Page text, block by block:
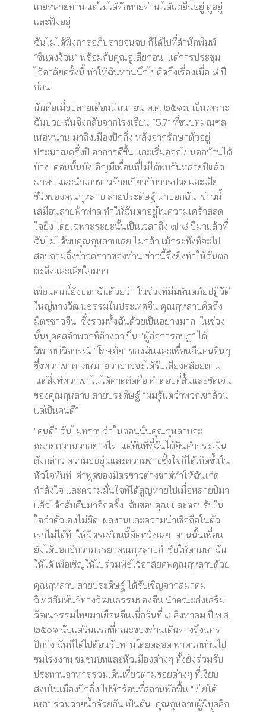
เคยหลายท่าน แต่ไม่ได้ทักทายท่าน ได้แต่ยืนอยู่ ดูอยู่
และฟังอยู่
ฉันไม่ได้ฟังการอภิปรายจนจบ ก็ได้ไปที่สำนักพิมพ์
“ซินตงง้วน” พร้อมกับคุณอู๋เสียก่อน แต่การประชุม
ไว้อาลัยครั้งนี้ ทำให้ฉันหวนนึกไปคิดถึงเรื่องเมื่อ ๘ ปี
ก่อน
นั่นคือเมื่อปลายเดือนมิถุนายน พ.ศ. ๒๕๑๗ เป็นเพราะ
ฉันป่วย ฉันจึงกลับจากโรงเรียน “5.7” ที่ชนบทมณฑล
เหอหนาน มาถึงเมืองปักกิ่ง หลังจากรักษาตัวอยู่
ประมาณครึ่งปี อาการดีขึ้น และเริ่มออกไปนอกบ้านได้
บ้าง ตอนนั้นบังเอิญมีเพื่อนที่ไม่ได้พบกันหลายปีแล้ว
มาพบ และนำเอาข่าวร้ายเกี่ยวกับการป่วยและเสีย
ชีวิตของคุณกุหลาบ สายประดิษฐ์ มาบอกฉัน ข่าวนี้
เสมือนสายฟ้าฟาด ทำให้ฉันตกอยู่ในความเศร้าสลด
ใจยิ่ง โดยเฉพาะระยะนั้นเป็นเวลาถึง ๗-๘ ปีมาแล้วที่
ฉันไม่ได้พบคุณกุหลาบเลย ไม่กล้าแม้กระทั่งที่จะไป
สอบถามถึงข่าวคราวของท่าน ข่าวนี้จึงยิ่งทำให้ฉันตก
ตะลึงและเสียใจมาก
เพื่อนคนนี้ยังบอกฉันด้วยว่า ในช่วงที่มีมหันตภัยปฏิวัติ
ใหญ่ทางวัฒนธรรมในประเทศจีน คุณกุหลาบคิดถึง
มิตรชาวจีน ซึ่งรวมทั้งฉันด้วยเป็นอย่างมาก ในช่วง
นั้นบุคคลจำพวกที่อ้างว่าเป็น “ผู้ก่อการกบฏ” ได้
วิพากษ์วิจารณ์ “โทษภัย” ของฉันและเพื่อนจีนคนอื่นๆ
ซึ่งพวกเขาคาดหมายว่าอาจจะได้รับเสียงคล้อยตาม
แต่สิ่งที่พวกเขาไม่ได้คาดคิดคือ คำตอบที่สั้นและชัดเจน
ของคุณกุหลาบ สายประดิษฐ์ “ผมรู้แต่ว่าพวกเขาล้วน
แต่เป็นคนดี”
“คนดี” ฉันไม่ทราบว่าในตอนนั้นคุณกุหลาบจะ
หมายความว่าอย่างไร แต่ทันทีที่ฉันได้ยินคำประเมิน
ดังกล่าว ความอบอุ่นและความซาบซึ้งใจก็ได้เกิดขึ้นใน
หัวใจทันที คำพูดของมิตรชาวต่างชาติทำให้ฉันเกิด
กำลังใจ และความมั่นใจที่ได้สูญหายไปเมื่อหลายปีมา
แล้วได้กลับคืนมาอีกครั้ง ฉับขอบคุณ และตอบรับใน
ใจว่าตัวเองไม่ผิด ผลงานและความน่าเชื่อถือในตัว
เราไม่ได้ทำให้มิตรแท้คนนี้ผิดหวังเลย ตอนนั้นเพื่อน
ยังได้บอกอีกว่าภรรยาคุณกุหลาบกำชับให้ตามหาฉัน
ให้ได้ เพื่อเชิญให้ไปร่วมพิธีไว้อาลัยศพคุณกุหลาบด้วย
คุณกุหลาบ สายประดิษฐ์ ได้รับเชิญจากสมาคม
วิเทศสัมพันธ์ทางวัฒนธรรมของจีน นำคณะส่งเสริม
วัฒนธรรมไทยมาเยือนจีนเมื่อวันที่ ๘ สิงหาคม ปี พ.ศ.
๒๕๐๑ นับแต่วันแรกที่คณะของท่านเดินทางถึงนคร
ปักกิ่ง ฉันก็ได้ไปต้อนรับท่านโดยตลอด พาพวกท่านไป
ชมโรงงาน ชมชนบทและหัวเมืองต่างๆ ทั้งยังร่วมรับ
ประทานอาหารร่วมเดินเที่ยวตามซอยต่างๆ ที่เงียบ
สงบในเมืองปักกิ่ง ไปพักร้อนที่สถานพักฟื้น “เป่ยใต้
เหอ” ร่วมว่ายน้ำด้วยกัน เป็นต้น คุณกุหลาบผู้มีบุคลิก